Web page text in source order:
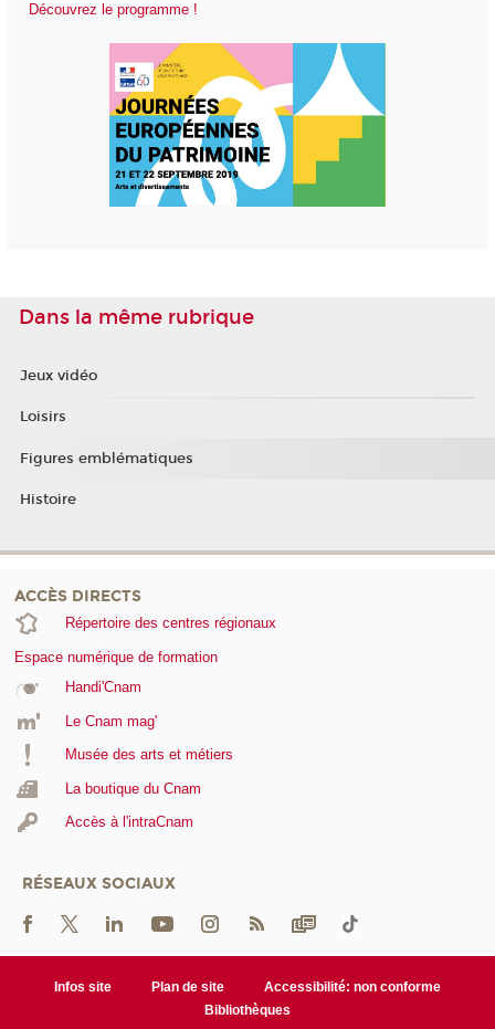
Découvrez le programme !
Dans la même rubrique
Jeux vidéo
Loisirs
Figures emblématiques
Histoire
ACCÈS DIRECTS
Répertoire des centres régionaux
Espace numérique de formation
Handi'Cnam
Le Cnam mag'
Musée des arts et métiers
La boutique du Cnam
Accès à l'intraCnam
RÉSEAUX SOCIAUX
Infos site Plan de site
Accessibilité: non conforme
Bibliothèques